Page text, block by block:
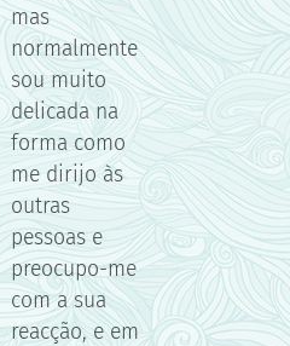
mas
normalmente
sou muito
delicada na
forma como
me dirijo às
outras
pessoas e
preocupo-me
com a sua
reacção, e em